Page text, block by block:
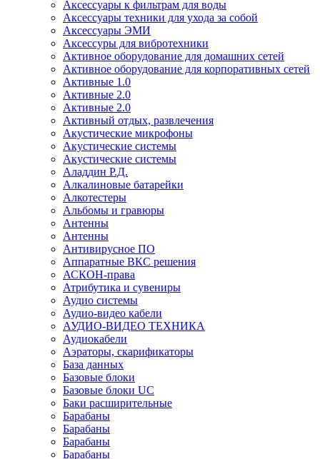
Аксессуары к фильтрам для воды
Аксессуары техники для ухода за собой
Аксессуары ЭМИ
Аксессуры для вибротехники
Активное оборудование для домашних сетей
Активное оборудование для корпоративных сетей
Активные 1.0
Активные 2.0
Активные 2.0
Активный отдых, развлечения
Акустические микрофоны
Акустические системы
Акустические системы
Аладдин Р.Д.
Алкалиновые батарейки
Алкотестеры
Альбомы и гравюры
Антенны
Антенны
Антивирусное ПО
Аппаратные ВКС решения
АСКОН-права
Атрибутика и сувениры
Аудио системы
Аудио-видео кабели
АУДИО-ВИДЕО ТЕХНИКА
Аудиокабели
Аэраторы, скарификаторы
База данных
Базовые блоки
Базовые блоки UC
Баки расширительные
Барабаны
Барабаны
Барабаны
Барабаны